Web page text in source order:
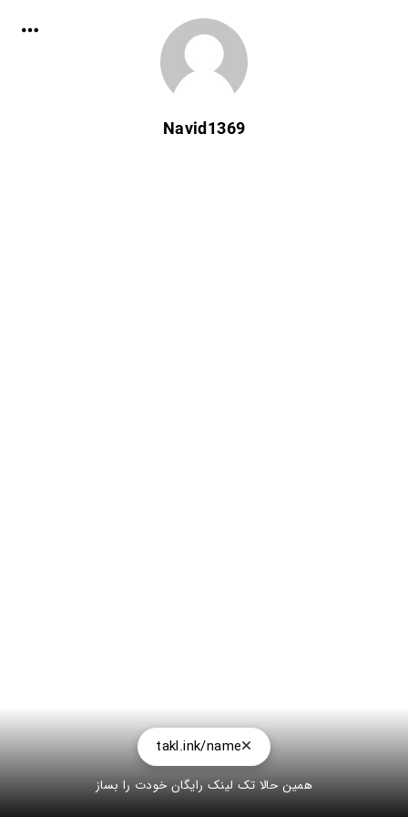
Navid1369
takl.ink/name
همین حالا تک لینک رایگان خودت را بساز